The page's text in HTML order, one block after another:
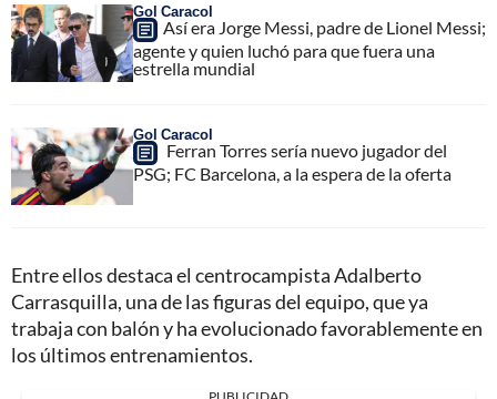
Gol Caracol
Así era Jorge Messi, padre de Lionel Messi;
agente y quien luchó para que fuera una
estrella mundial
Gol Caracol
Ferran Torres sería nuevo jugador del
PSG; FC Barcelona, a la espera de la oferta
Entre ellos destaca el centrocampista Adalberto
Carrasquilla, una de las figuras del equipo, que ya
trabaja con balón y ha evolucionado favorablemente en
los últimos entrenamientos.